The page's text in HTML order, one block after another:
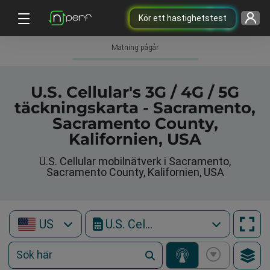
Kör ett hastighetstest
Mätning pågår
U.S. Cellular's 3G / 4G / 5G
täckningskarta - Sacramento,
Sacramento County,
Kalifornien, USA
U.S. Cellular mobilnätverk i Sacramento,
Sacramento County, Kalifornien, USA
US U.S. Cellular